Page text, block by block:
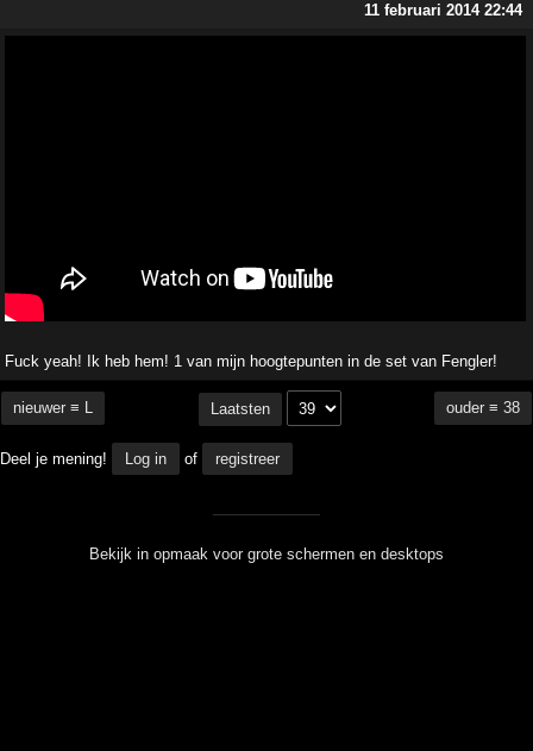
11 februari 2014 22:44
Fuck yeah! Ik heb hem! 1 van mijn hoogtepunten in de set van Fengler!
nieuwer ≡ L Laatsten ouder ≡ 38
Deel je mening! Log in of registreer
Bekijk in opmaak voor grote schermen en desktops